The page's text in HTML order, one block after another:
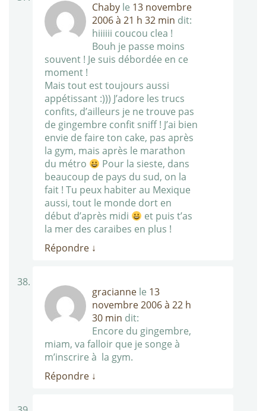
Chaby le 13 novembre
2006 à 21 h 32 min dit:
hiiiiii coucou clea !
Bouh je passe moins
souvent ! Je suis débordée en ce
moment !
Mais tout est toujours aussi
appétissant :))) J’adore les trucs
confits, d’ailleurs je ne trouve pas
de gingembre confit sniff ! J’ai bien
envie de faire ton cake, pas après
la gym, mais après le marathon
du métro
Pour la sieste, dans
beaucoup de pays du sud, on la
fait ! Tu peux habiter au Mexique
aussi, tout le monde dort en
début d’après midi
et puis t’as
la mer des caraibes en plus !
Répondre ↓
gracianne le 13
novembre 2006 à 22 h
30 min dit:
Encore du gingembre,
miam, va falloir que je songe à
m’inscrire à la gym.
Répondre ↓